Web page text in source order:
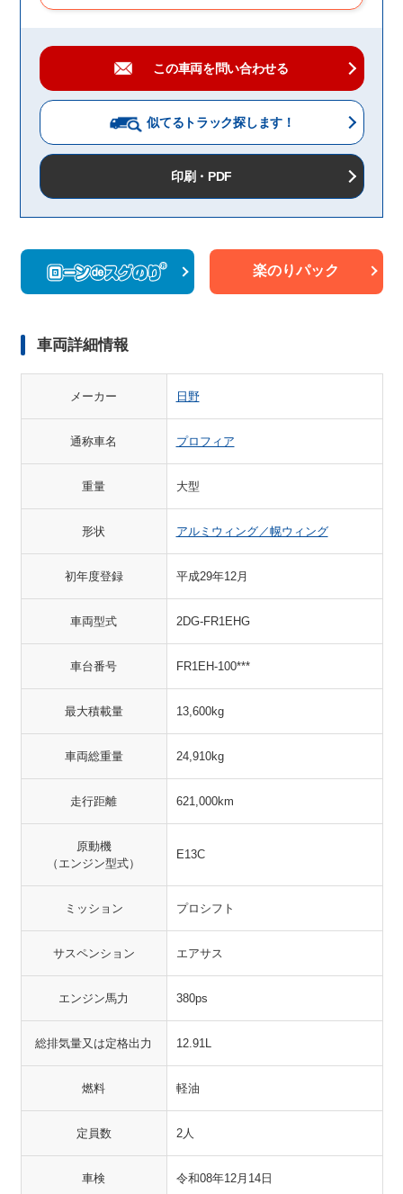
この車両を問い合わせる
似てるトラック探します！
印刷・PDF
楽のりパック
車両詳細情報
メーカー 日野
通称車名 プロフィア
重量 大型
形状 アルミウィング／幌ウィング
初年度登録 平成29年12月
車両型式 2DG-FR1EHG
車台番号 FR1EH-100***
最大積載量 13,600kg
車両総重量 24,910kg
走行距離 621,000km
原動機
（エンジン型式）
E13C
ミッション プロシフト
サスペンション エアサス
エンジン馬力 380ps
総排気量又は定格出力 12.91L
燃料 軽油
定員数 2人
車検 令和08年12月14日